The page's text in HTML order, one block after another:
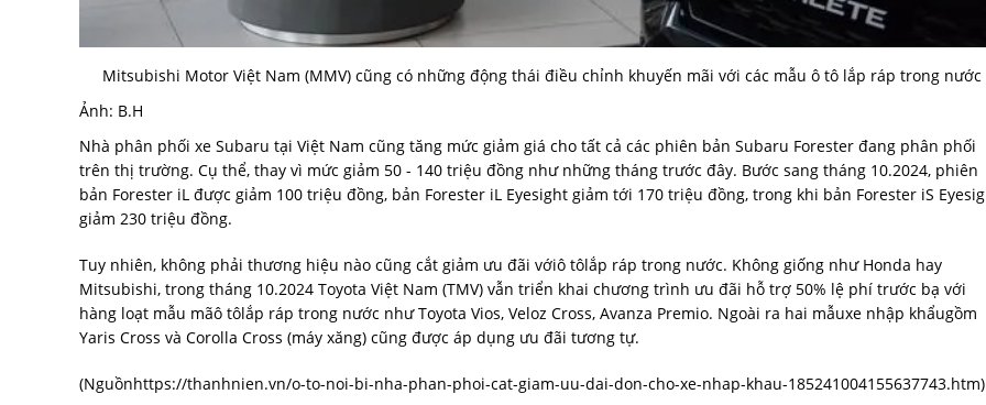
Mitsubishi Motor Việt Nam (MMV) cũng có những động thái điều chỉnh khuyến mãi với các mẫu ô tô lắp ráp trong nước
Ảnh: B.H
Nhà phân phối xe Subaru tại Việt Nam cũng tăng mức giảm giá cho tất cả các phiên bản Subaru Forester đang phân phối
trên thị trường. Cụ thể, thay vì mức giảm 50 - 140 triệu đồng như những tháng trước đây. Bước sang tháng 10.2024, phiên
bản Forester iL được giảm 100 triệu đồng, bản Forester iL Eyesight giảm tới 170 triệu đồng, trong khi bản Forester iS
giảm 230 triệu đồng.
Tuy nhiên, không phải thương hiệu nào cũng cắt giảm ưu đãi vớiô tôlắp ráp trong nước. Không giống như Honda hay
Mitsubishi, trong tháng 10.2024 Toyota Việt Nam (TMV) vẫn triển khai chương trình ưu đãi hỗ trợ 50% lệ phí trước bạ với
hàng loạt mẫu mãô tôlắp ráp trong nước như Toyota Vios, Veloz Cross, Avanza Premio. Ngoài ra hai mẫuxe nhập khẩugồm
Yaris Cross và Corolla Cross (máy xăng) cũng được áp dụng ưu đãi tương tự.
(Nguồnhttps://thanhnien.vn/o-to-noi-bi-nha-phan-phoi-cat-giam-uu-dai-don-cho-xe-nhap-khau-185241004155637743.htm)